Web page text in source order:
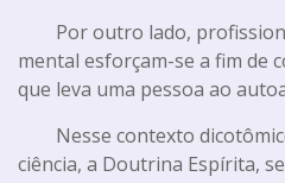
Por outro lado,
mental esforçam-se a fim de
que leva uma pessoa ao
Nesse contexto
ciência, a Doutrina Espírita,